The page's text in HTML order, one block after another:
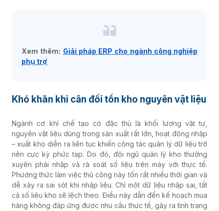
Xem thêm: Giải pháp ERP cho ngành công nghiệp
phụ trợ
Khó khăn khi cân đối tồn kho nguyên vật liệu
Ngành cơ khí chế tạo có đặc thù là khối lượng vật tư,
nguyên vật liệu dùng trong sản xuất rất lớn, hoạt động nhập
– xuất kho diễn ra liên tục khiến công tác quản lý dữ liệu trở
nên cực kỳ phức tạp. Do đó, đội ngũ quản lý kho thường
xuyên phải nhập và rà soát số liệu trên máy với thực tế.
Phương thức làm việc thủ công này tốn rất nhiều thời gian và
dễ xảy ra sai sót khi nhập liệu. Chỉ một dữ liệu nhập sai, tất
cả số liệu kho sẽ lệch theo. Điều này dẫn đến kế hoạch mua
hàng không đáp ứng được nhu cầu thực tế, gây ra tình trạng